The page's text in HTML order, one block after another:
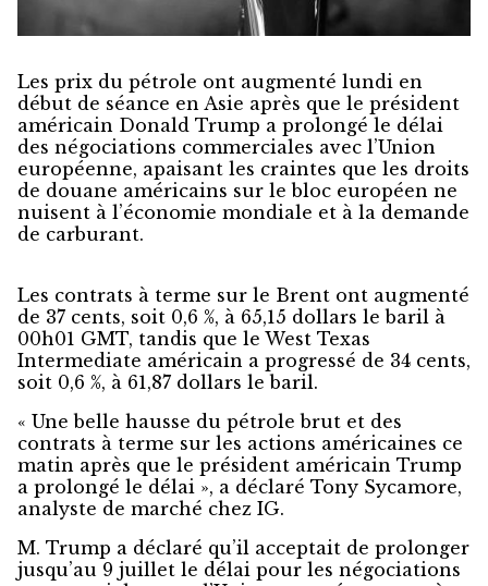
Les prix du pétrole ont augmenté lundi en
début de séance en Asie après que le président
américain Donald Trump a prolongé le délai
des négociations commerciales avec l’Union
européenne, apaisant les craintes que les droits
de douane américains sur le bloc européen ne
nuisent à l’économie mondiale et à la demande
de carburant.
Les contrats à terme sur le Brent ont augmenté
de 37 cents, soit 0,6 %, à 65,15 dollars le baril à
00h01 GMT, tandis que le West Texas
Intermediate américain a progressé de 34 cents,
soit 0,6 %, à 61,87 dollars le baril.
« Une belle hausse du pétrole brut et des
contrats à terme sur les actions américaines ce
matin après que le président américain Trump
a prolongé le délai », a déclaré Tony Sycamore,
analyste de marché chez IG.
M. Trump a déclaré qu’il acceptait de prolonger
jusqu’au 9 juillet le délai pour les négociations